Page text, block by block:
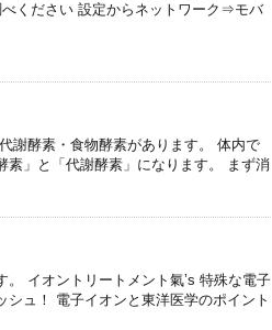
ください 設定からネットワーク⇒モバ
謝酵素・食物酵素があります。 体内で
」と「代謝酵素」になります。 まず消
イオントリートメント氣’s 特殊な電子
ュ！ 電子イオンと東洋医学のポイント